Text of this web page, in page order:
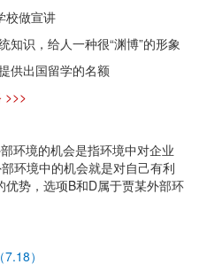
校做宣讲
知识，给人一种很“渊博”的形象
供出国留学的名额
>>>
境的机会是指环境中对企业
环境中的机会就是对自己有利
势，选项B和D属于贾某外部环
）